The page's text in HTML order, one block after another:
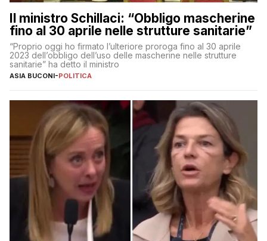
Il ministro Schillaci: “Obbligo mascherine
fino al 30 aprile nelle strutture sanitarie”
“Proprio oggi ho firmato l’ulteriore proroga fino al 30 aprile
2023 dell’obbligo dell’uso delle mascherine nelle strutture
sanitarie” ha detto il ministro
ASIA BUCONI-POLITICA